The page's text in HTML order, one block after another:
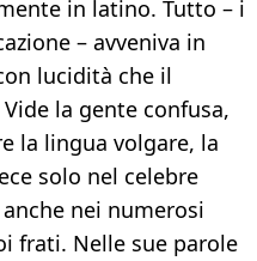
in latino. Tutto – i
– avveniva in
lucidità che il
la gente confusa,
la lingua volgare, la
solo nel celebre
nei numerosi
frati. Nelle sue parole